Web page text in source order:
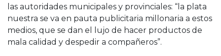
las autoridades municipales y provinciales: “la plata
nuestra se va en pauta publicitaria millonaria a estos
medios, que se dan el lujo de hacer productos de
mala calidad y despedir a compañeros”.